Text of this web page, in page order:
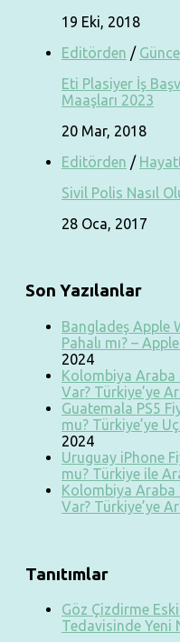
19 Eki, 2018
Editörden / Güncel
Eti Plasiyer İş
Maaşları 2023
20 Mar, 2018
Editörden /
Sivil Polis Nasıl
28 Oca, 2017
Son Yazılanlar
Bangladeş Apple
Pahalı mı? –
2024
Kolombiya Araba
Var? Türkiye’ye
Guatemala PS5
mu? Türkiye’ye
2024
Uruguay iPhone
mu? Türkiye ile
Kolombiya Araba
Var? Türkiye’ye
Tanıtımlar
Göz Çizdirme
Tedavisinde Yeni